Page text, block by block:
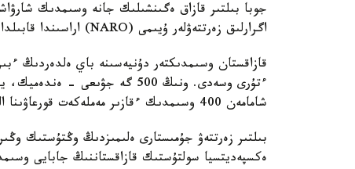
جوبا بىلتىر قازاق ەگىنشىلىك جانە وسىمدىك
اگرارلىق زەرتتەۋلەر ۇيىمى (NARO) اراسىندا قابىلدانعان كەلىسىم اياسىندا قولعا الىندى.
ءتۇرى وسەدى. ونىڭ 500 گە
شامامەن 400 وسىمدىك ءقازىر مەملەكەت قورعاۋىنا الىنعان.
بىلتىر زەرتتەۋ جۇمىستارى ەلىمىزدىڭ وڭتۇستىك
ەكسپەديتسيا سولتۇستىك قازاقستاننىڭ جابايى